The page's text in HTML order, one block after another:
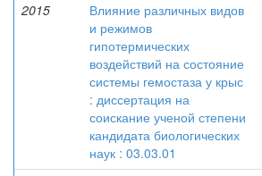
2015
Влияние различных видов
и режимов
гипотермических
воздействий на состояние
системы гемостаза у крыс
: диссертация на
соискание ученой степени
кандидата биологических
наук : 03.03.01